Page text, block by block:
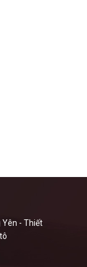
Yên - Thiết